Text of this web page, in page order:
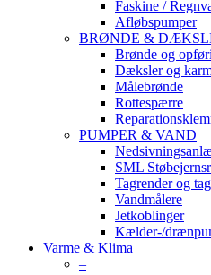
Faskine /
Afløbspumper
BRØNDE &
Brønde og
Dæksler og
Målebrønde
Rottespærre
PUMPER & VAND
SML
Tagrender og tag
Vandmålere
Jetkoblinger
Kælder-/
Varme & Klima
–